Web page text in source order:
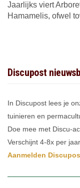
Jaarlijks viert
Hamamelis, ofwel
Discupost
In Discupost lees je
tuinieren en
Doe mee met Discu-
Verschijnt 4-8x per jaar.
Aanmelden